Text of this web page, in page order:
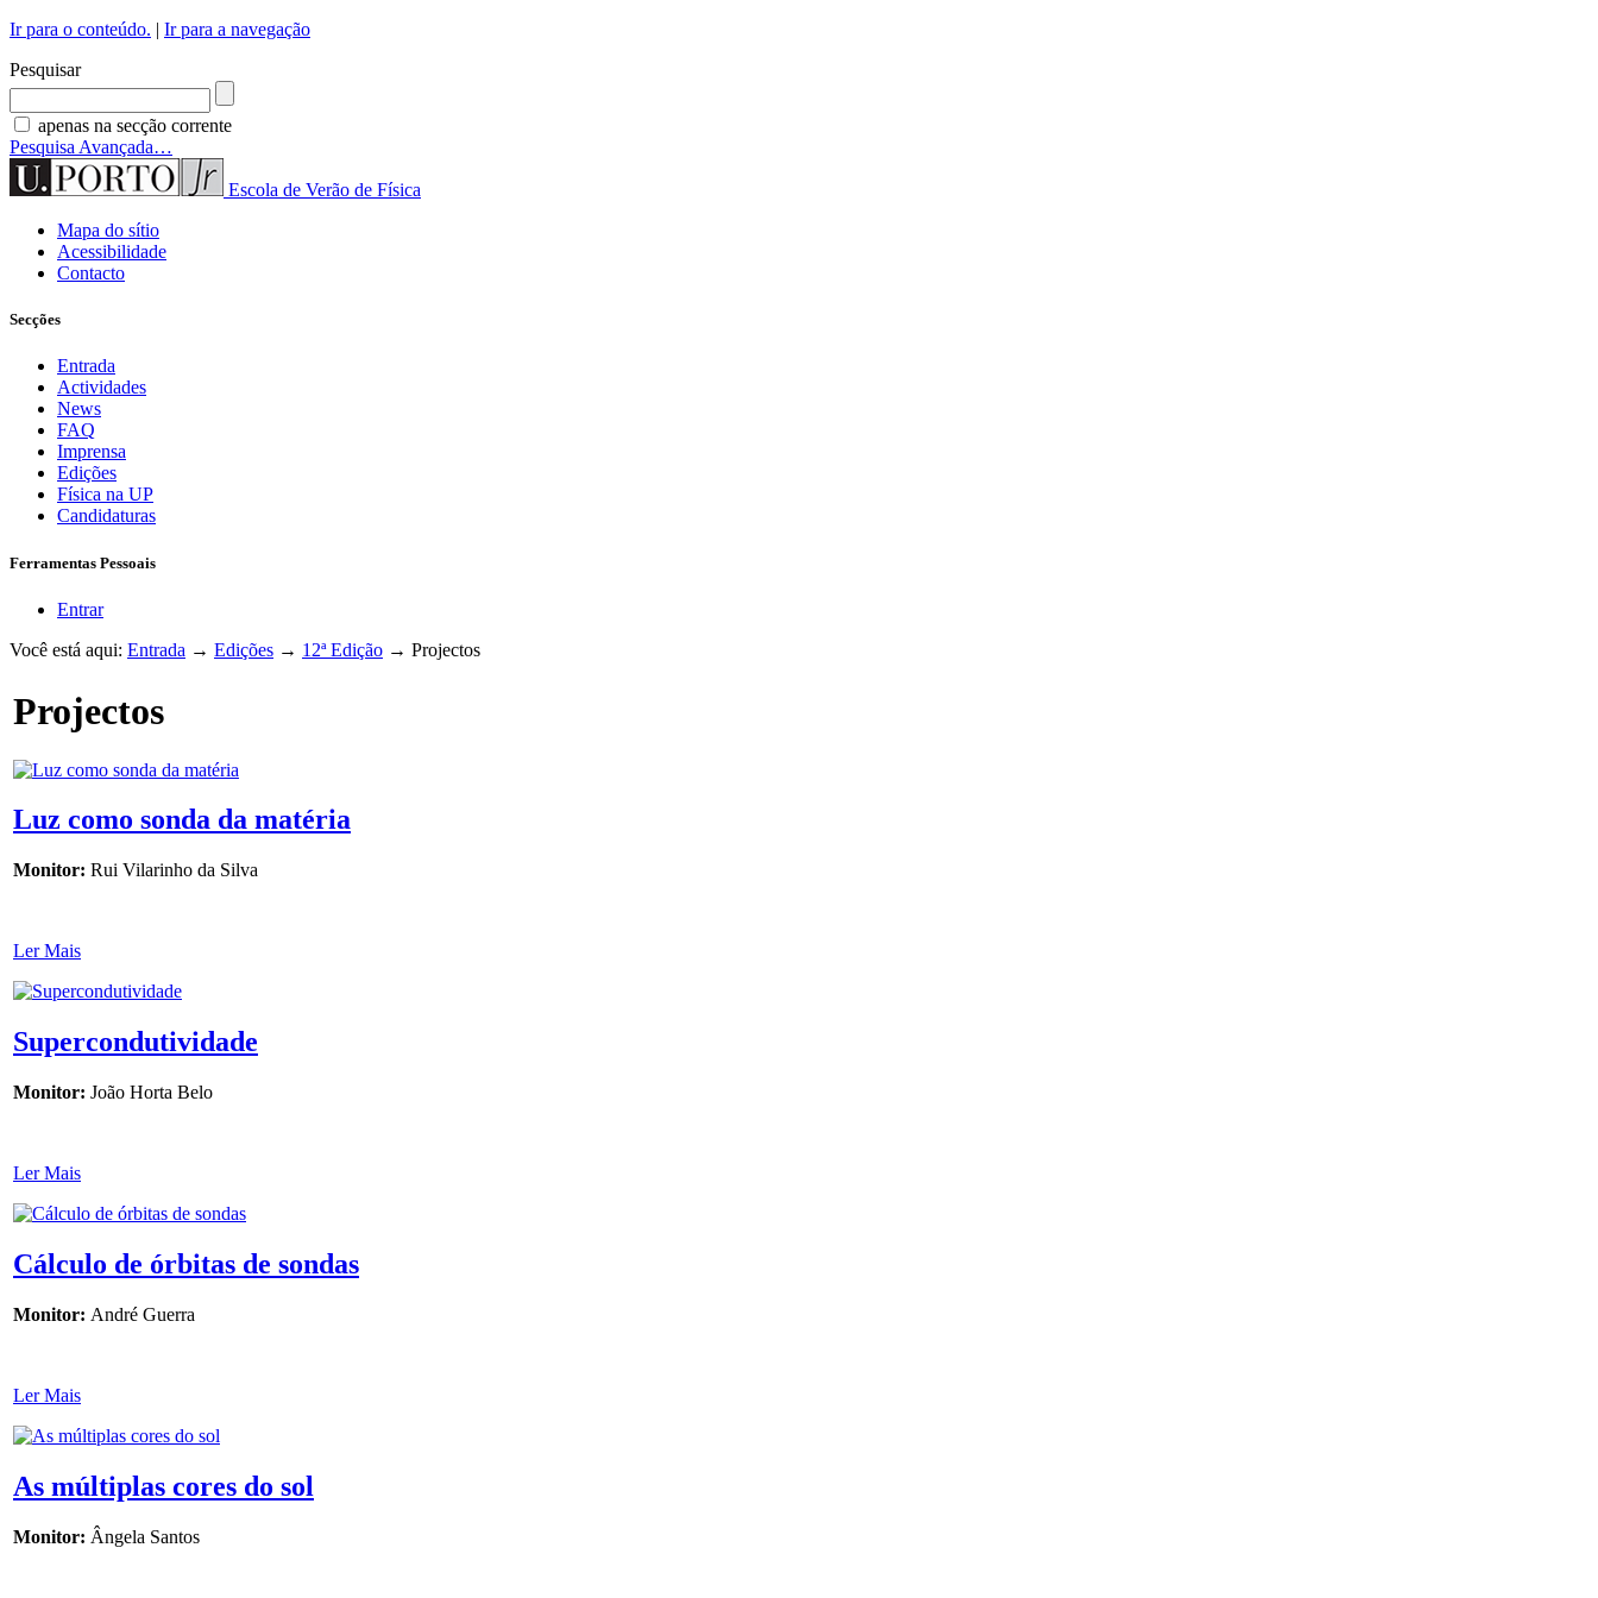
Ir para o conteúdo. | Ir para a navegação
Pesquisar
apenas na secção corrente
Pesquisa Avançada…
Escola de Verão de Física
Mapa do sítio
Acessibilidade
Contacto
Secções
Entrada
Actividades
News
FAQ
Imprensa
Edições
Física na UP
Candidaturas
Ferramentas Pessoais
Entrar
Você está aqui: Entrada → Edições → 12ª Edição → Projectos
Projectos
Luz como sonda da matéria
Monitor: Rui Vilarinho da Silva
Ler Mais
Supercondutividade
Monitor: João Horta Belo
Ler Mais
Cálculo de órbitas de sondas
Monitor: André Guerra
Ler Mais
As múltiplas cores do sol
Monitor: Ângela Santos